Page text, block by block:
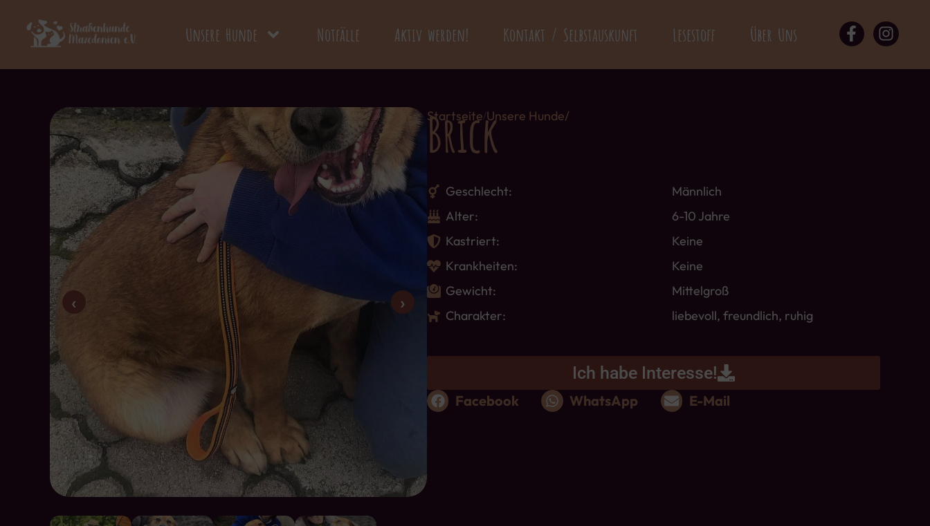
Unsere Hunde Notfälle Aktiv werden! Kontakt / Selbstauskunft Lesestoff Über Uns
‹ ›
Startseite/Unsere Hunde/
Brick
Geschlecht:
Männlich
Alter:
6-10 Jahre
Kastriert:
Keine
Krankheiten:
Keine
Gewicht:
Mittelgroß
Charakter:
liebevoll, freundlich, ruhig
Ich habe Interesse!
Facebook WhatsApp E-Mail